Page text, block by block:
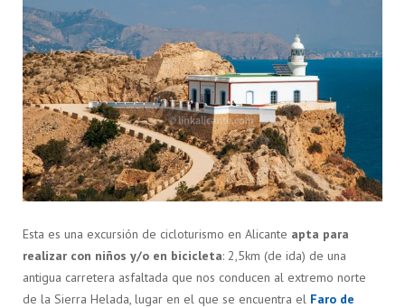
Esta es una excursión de cicloturismo en Alicante apta para
realizar con niños y/o en bicicleta: 2,5km (de ida) de una
antigua carretera asfaltada que nos conducen al extremo norte
de la Sierra Helada, lugar en el que se encuentra el Faro de